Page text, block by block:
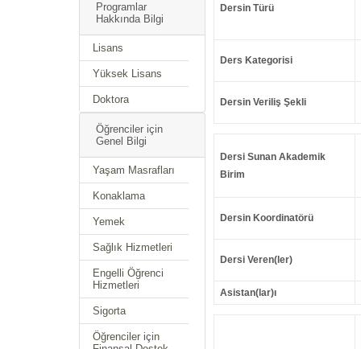
Programlar
Hakkında Bilgi
Lisans
Yüksek Lisans
Doktora
Öğrenciler için
Genel Bilgi
Yaşam Masrafları
Konaklama
Yemek
Sağlık Hizmetleri
Engelli Öğrenci
Hizmetleri
Sigorta
Öğrenciler için
Dersin Türü
Ders Kategorisi
Dersin Veriliş Şekli
Dersi Sunan Akademik
Birim
Dersin Koordinatörü
Dersi Veren(ler)
Asistan(lar)ı